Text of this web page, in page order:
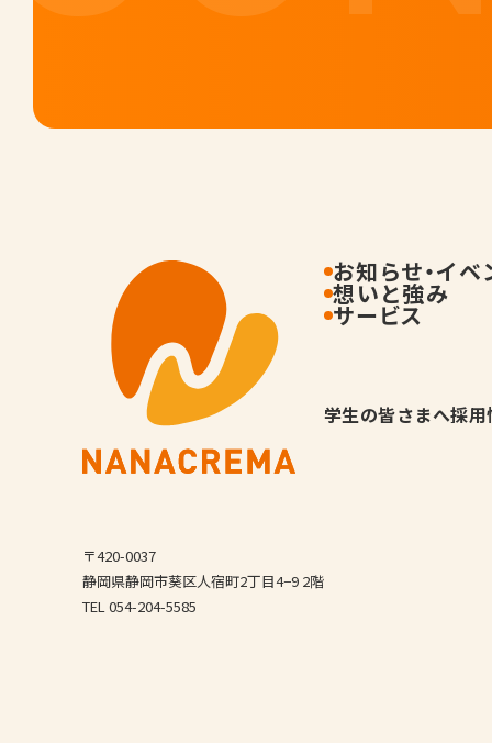
〒420-0037
静岡県静岡市葵区人宿町2丁目4−9 2階
TEL 054-204-5585
お知らせ・イベ
想いと強み
サービス
学生の皆さまへ採用